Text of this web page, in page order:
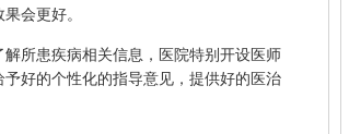
会更好。
所患疾病相关信息，医院特别开设医师
好的个性化的指导意见，提供好的医治